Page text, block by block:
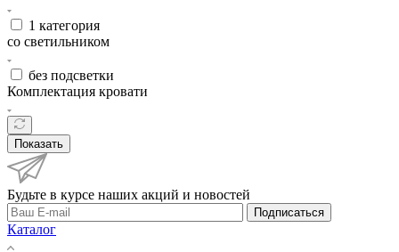
1 категория
со светильником
без подсветки
Комплектация кровати
Показать
Будьте в курсе наших акций и новостей
Подписаться
Каталог